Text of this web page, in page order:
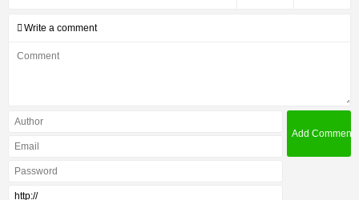
Write a comment